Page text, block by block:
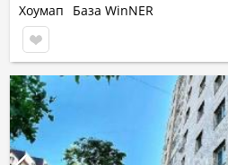
Хоумап
База WinNER